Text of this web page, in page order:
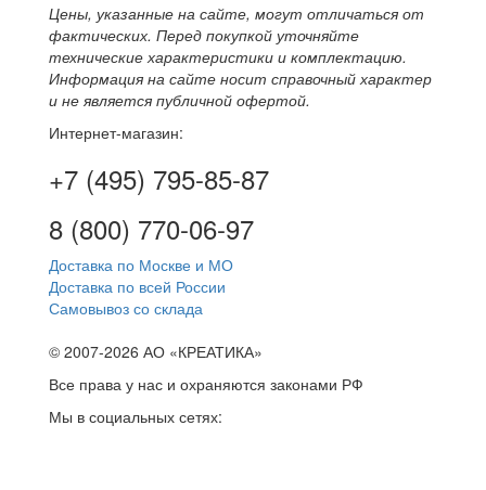
Цены, указанные на сайте, могут отличаться от
фактических. Перед покупкой уточняйте
технические характеристики и комплектацию.
Информация на сайте носит справочный характер
и не является публичной офертой.
Интернет-магазин:
+7 (495) 795-85-87
8 (800) 770-06-97
Доставка по Москве и МО
Доставка по всей России
Самовывоз со склада
© 2007-2026 АО «КРЕАТИКА»
Все права у нас и охраняются законами РФ
Мы в социальных сетях: